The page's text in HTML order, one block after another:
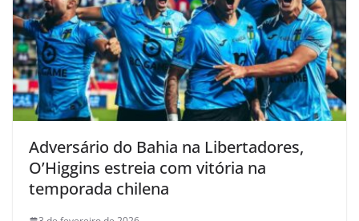
Adversário do Bahia na Libertadores,
O’Higgins estreia com vitória na
temporada chilena